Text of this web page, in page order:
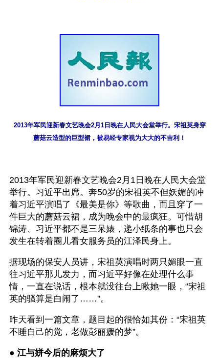
2013年军民迎新春文艺晚会2月1日晚在人民大会堂举行。宋祖英身穿
蘑菇云造型的巨型裙，被易经专家视为大大的不吉利！
2013年军民迎新春文艺晚会2月1日晚在人民大会堂
举行。习近平出席。奔50岁的宋祖英不但妖媚的冲
着习近平演唱了《最美是你》等歌曲，而且穿了一
件巨大的蘑菇云裙，成为晚会中的最疯狂。可惜胡
锦涛、习近平都不是三呆婊，递小纸条的事也只会
发生在转着圈儿看女服务员的江泽民身上。
据现场的保安人员讲，宋祖英演唱时两只媚眼一直
往习近平那儿发力，而习近平好像在处理什么事
情，一直在说话，根本就没往台上瞅她一眼，“宋祖
英的骚算是白闹了……”。
昨天看到一篇文章，题目起的很恰如其份：“宋祖英
不睡自己的觉，老做彭丽媛的梦”。
● 江与姘今后的麻烦大了